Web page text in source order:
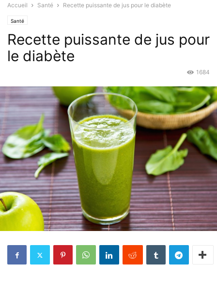
Accueil Santé Recette puissante de jus pour le diabète
Santé
Recette puissante de jus pour
le diabète
1684